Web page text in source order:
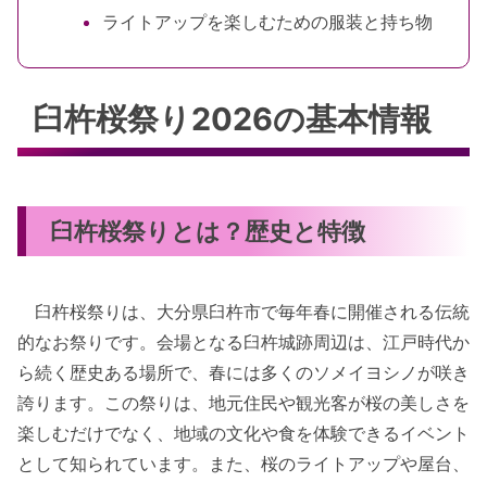
ライトアップを楽しむための服装と持ち物
臼杵桜祭り2026の基本情報
臼杵桜祭りとは？歴史と特徴
臼杵桜祭りは、大分県臼杵市で毎年春に開催される伝統
的なお祭りです。会場となる臼杵城跡周辺は、江戸時代か
ら続く歴史ある場所で、春には多くのソメイヨシノが咲き
誇ります。この祭りは、地元住民や観光客が桜の美しさを
楽しむだけでなく、地域の文化や食を体験できるイベント
として知られています。また、桜のライトアップや屋台、